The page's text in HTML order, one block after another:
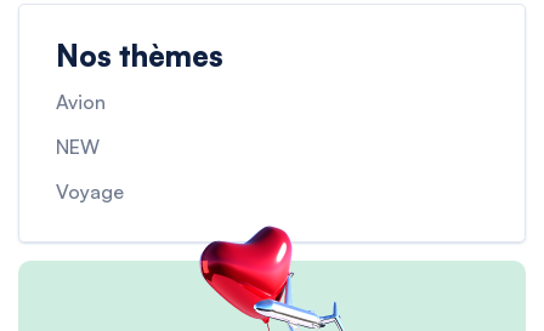
Nos thèmes
Avion
NEW
Voyage